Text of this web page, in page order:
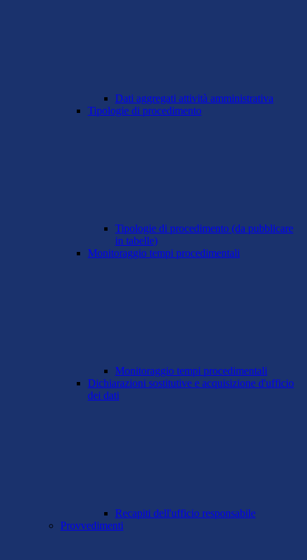
Dati aggregati attività amministrativa
Tipologie di procedimento
Tipologie di procedimento (da pubblicare
in tabelle)
Monitoraggio tempi procedimentali
Monitoraggio tempi procedimentali
Dichiarazioni sostitutive e acquisizione d'ufficio
dei dati
Recapiti dell'ufficio responsabile
Provvedimenti